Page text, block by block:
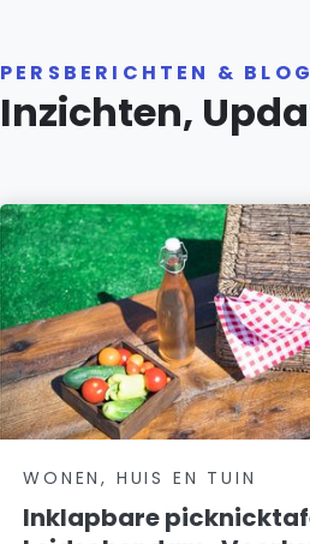
PERSBERICHTEN &
Inzichten,
WONEN, HUIS EN TUIN
Inklapbare